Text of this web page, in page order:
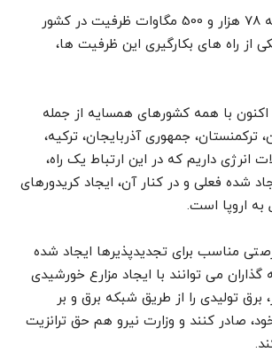
وی با اشاره به اینکه ۷۸ هزار و 500 مگاوات ظرفیت در کشور
از راه های بکارگیری این ظرفیت ها،
اکنون با همه کشورهای همسایه از جمله
ترکمنستان، جمهوری آذربایجان، ترکیه،
انرژی داریم که در این ارتباط یک راه،
شده فعلی و در کنار آن، ایجاد کریدورهای
به اروپا است.
مناسب برای تجدیدپذیرها ایجاد شده
می توانند با ایجاد مزارع خورشیدی
تولیدی را از طریق شبکه برق و بر
صادر کنند و وزارت نیرو هم حق ترانزیت